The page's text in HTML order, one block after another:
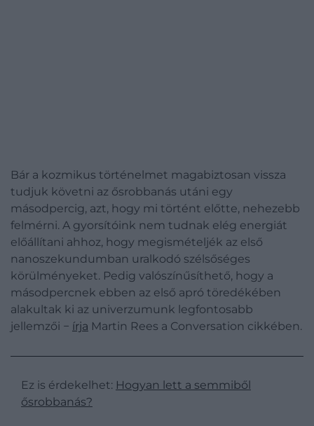
Bár a kozmikus történelmet magabiztosan vissza
tudjuk követni az ősrobbanás utáni egy
másodpercig, azt, hogy mi történt előtte, nehezebb
felmérni. A gyorsítóink nem tudnak elég energiát
előállítani ahhoz, hogy megismételjék az első
nanoszekundumban uralkodó szélsőséges
körülményeket. Pedig valószínűsíthető, hogy a
másodpercnek ebben az első apró töredékében
alakultak ki az univerzumunk legfontosabb
jellemzői − írja Martin Rees a Conversation cikkében.
Ez is érdekelhet: Hogyan lett a semmiből
ősrobbanás?